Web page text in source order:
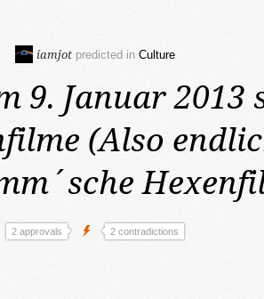
iamjot predicted in Culture
9. Januar 2013
(Also
2 approvals 2 contradictions